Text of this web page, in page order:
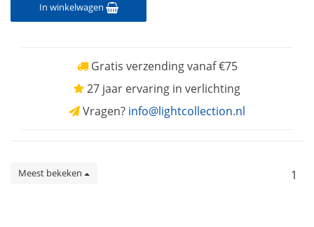
In winkelwagen
Gratis verzending vanaf €75
27 jaar ervaring in verlichting
Vragen? info@lightcollection.nl
Meest bekeken 1